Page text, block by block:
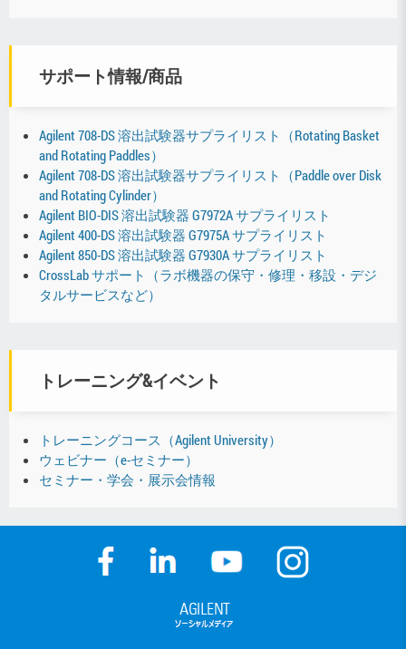
サポート情報/商品
Agilent 708-DS 溶出試験器サプライリスト（Rotating Basket
and Rotating Paddles）
Agilent 708-DS 溶出試験器サプライリスト（Paddle over Disk
and Rotating Cylinder）
Agilent BIO-DIS 溶出試験器 G7972A サプライリスト
Agilent 400-DS 溶出試験器 G7975A サプライリスト
Agilent 850-DS 溶出試験器 G7930A サプライリスト
CrossLab サポート（ラボ機器の保守・修理・移設・デジ
タルサービスなど）
トレーニング&イベント
トレーニングコース（Agilent University）
ウェビナー（e-セミナー）
セミナー・学会・展示会情報